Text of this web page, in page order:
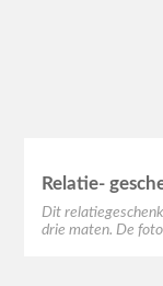
Relatie-
Dit
drie maten. De